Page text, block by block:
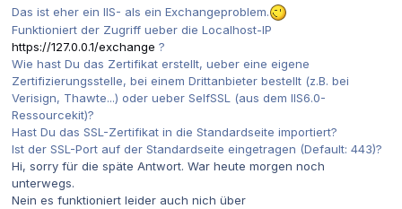
Das ist eher ein IIS- als ein Exchangeproblem.
Funktioniert der Zugriff ueber die Localhost-IP
https://127.0.0.1/exchange ?
Wie hast Du das Zertifikat erstellt, ueber eine eigene
Zertifizierungsstelle, bei einem Drittanbieter bestellt (z.B. bei
Verisign, Thawte...) oder ueber SelfSSL (aus dem IIS6.0-
Ressourcekit)?
Hast Du das SSL-Zertifikat in die Standardseite importiert?
Ist der SSL-Port auf der Standardseite eingetragen (Default: 443)?
Hi, sorry für die späte Antwort. War heute morgen noch
unterwegs.
Nein es funktioniert leider auch nich über